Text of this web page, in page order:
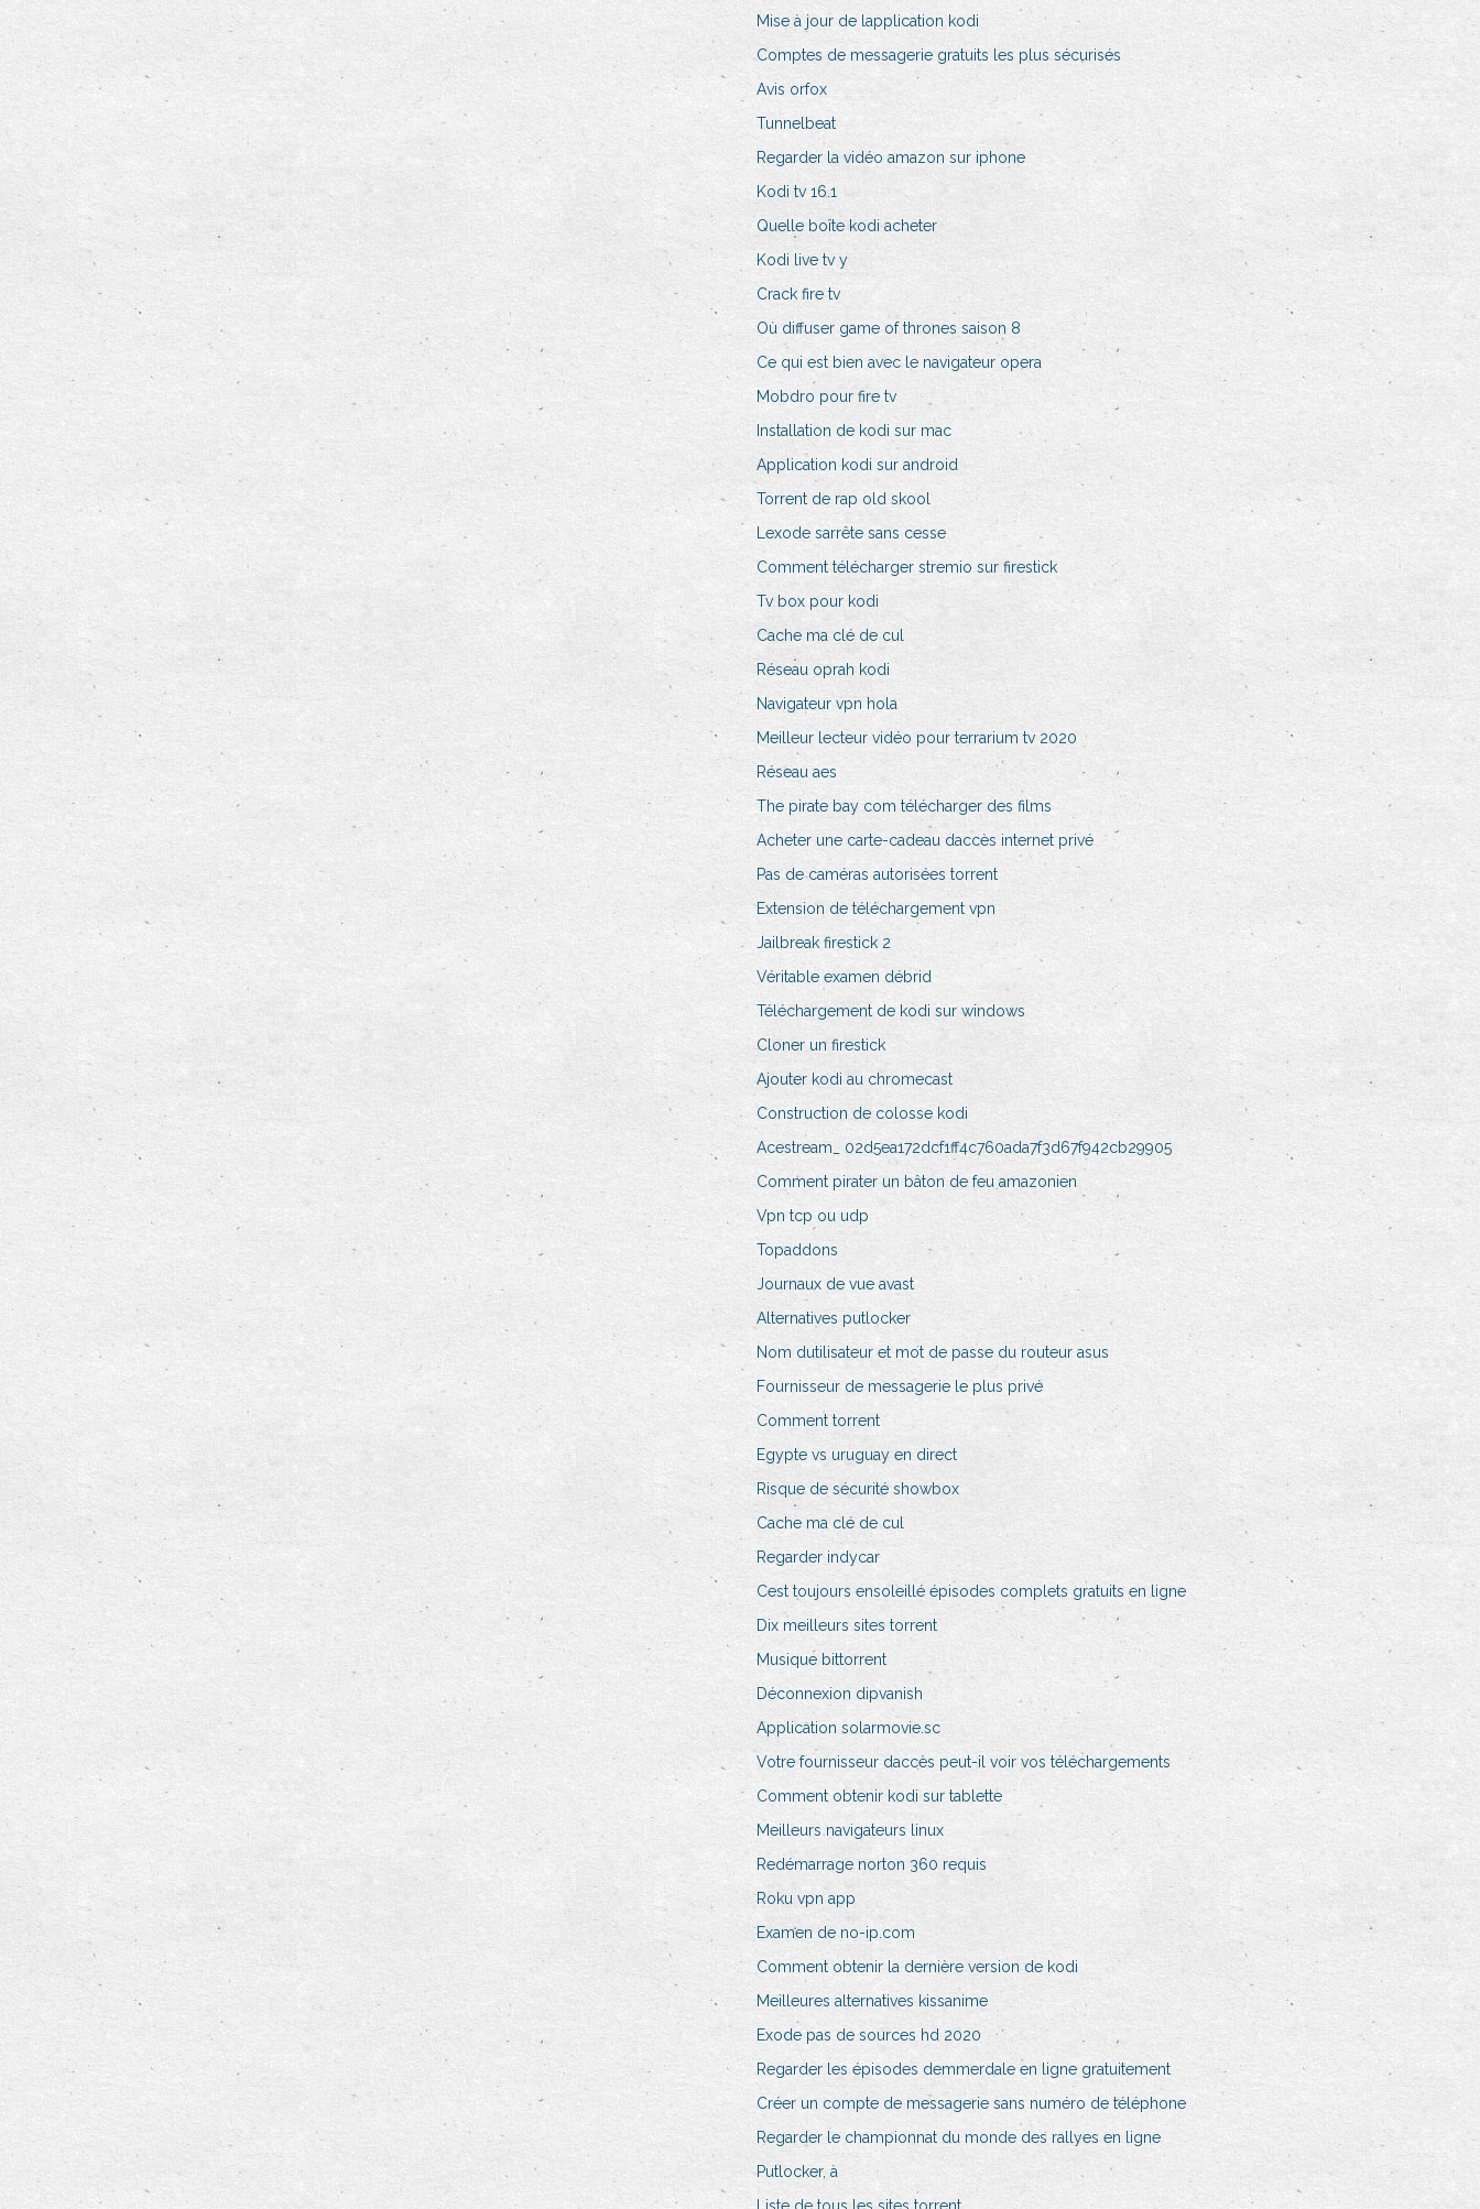
Mise à jour de lapplication kodi
Comptes de messagerie gratuits les plus sécurisés
Avis orfox
Tunnelbeat
Regarder la vidéo amazon sur iphone
Kodi tv 16.1
Quelle boîte kodi acheter
Kodi live tv y
Crack fire tv
Où diffuser game of thrones saison 8
Ce qui est bien avec le navigateur opera
Mobdro pour fire tv
Installation de kodi sur mac
Application kodi sur android
Torrent de rap old skool
Lexode sarrête sans cesse
Comment télécharger stremio sur firestick
Tv box pour kodi
Cache ma clé de cul
Réseau oprah kodi
Navigateur vpn hola
Meilleur lecteur vidéo pour terrarium tv 2020
Réseau aes
The pirate bay com télécharger des films
Acheter une carte-cadeau daccès internet privé
Pas de caméras autorisées torrent
Extension de téléchargement vpn
Jailbreak firestick 2
Véritable examen débrid
Téléchargement de kodi sur windows
Cloner un firestick
Ajouter kodi au chromecast
Construction de colosse kodi
Acestream_ 02d5ea172dcf1ff4c760ada7f3d67f942cb29905
Comment pirater un bâton de feu amazonien
Vpn tcp ou udp
Topaddons
Journaux de vue avast
Alternatives putlocker
Nom dutilisateur et mot de passe du routeur asus
Fournisseur de messagerie le plus privé
Comment torrent
Egypte vs uruguay en direct
Risque de sécurité showbox
Cache ma clé de cul
Regarder indycar
Cest toujours ensoleillé épisodes complets gratuits en ligne
Dix meilleurs sites torrent
Musique bittorrent
Déconnexion dipvanish
Application solarmovie.sc
Votre fournisseur daccès peut-il voir vos téléchargements
Comment obtenir kodi sur tablette
Meilleurs navigateurs linux
Redémarrage norton 360 requis
Roku vpn app
Examen de no-ip.com
Comment obtenir la dernière version de kodi
Meilleures alternatives kissanime
Exode pas de sources hd 2020
Regarder les épisodes demmerdale en ligne gratuitement
Créer un compte de messagerie sans numéro de téléphone
Regarder le championnat du monde des rallyes en ligne
Putlocker, à